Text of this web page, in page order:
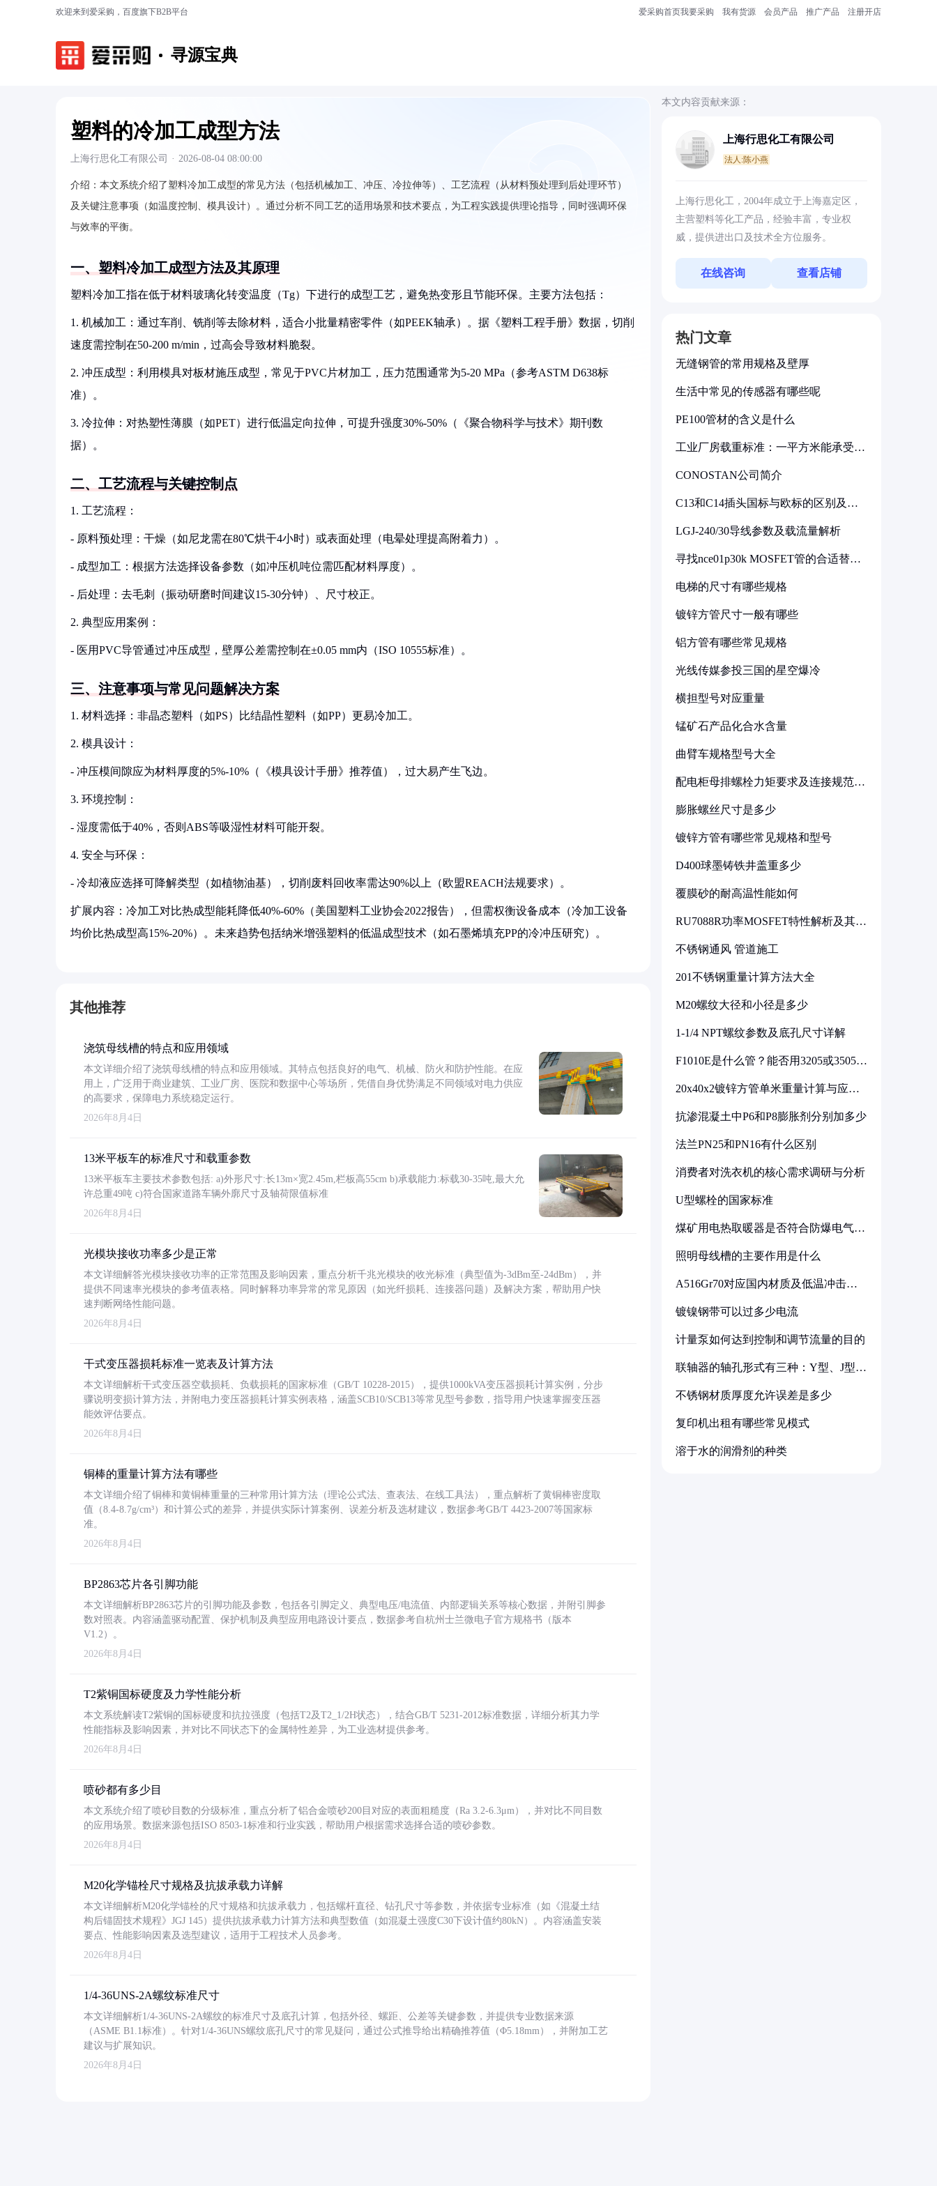
欢迎来到爱采购，百度旗下B2B平台 爱采购首页我要采购 我有货源 会员产品 推广产品 注册开店
寻源宝典
塑料的冷加工成型方法
上海行思化工有限公司 · 2026-08-04 08:00:00
介绍： 本文系统介绍了塑料冷加工成型的常见方法（包括机械加工、冲压、冷拉伸等）、工艺流程（从材料预处理到后处理环节）
及关键注意事项（如温度控制、模具设计）。通过分析不同工艺的适用场景和技术要点，为工程实践提供理论指导，同时强调环保
与效率的平衡。
一、塑料冷加工成型方法及其原理
塑料冷加工指在低于材料玻璃化转变温度（Tg）下进行的成型工艺，避免热变形且节能环保。主要方法包括：
1. 机械加工：通过车削、铣削等去除材料，适合小批量精密零件（如PEEK轴承）。据《塑料工程手册》数据，切削
速度需控制在50-200 m/min，过高会导致材料脆裂。
2. 冲压成型：利用模具对板材施压成型，常见于PVC片材加工，压力范围通常为5-20 MPa（参考ASTM D638标
准）。
3. 冷拉伸：对热塑性薄膜（如PET）进行低温定向拉伸，可提升强度30%-50%（《聚合物科学与技术》期刊数
据）。
二、工艺流程与关键控制点
1. 工艺流程：
- 原料预处理：干燥（如尼龙需在80℃烘干4小时）或表面处理（电晕处理提高附着力）。
- 成型加工：根据方法选择设备参数（如冲压机吨位需匹配材料厚度）。
- 后处理：去毛刺（振动研磨时间建议15-30分钟）、尺寸校正。
2. 典型应用案例：
- 医用PVC导管通过冲压成型，壁厚公差需控制在±0.05 mm内（ISO 10555标准）。
三、注意事项与常见问题解决方案
1. 材料选择：非晶态塑料（如PS）比结晶性塑料（如PP）更易冷加工。
2. 模具设计：
- 冲压模间隙应为材料厚度的5%-10%（《模具设计手册》推荐值），过大易产生飞边。
3. 环境控制：
- 湿度需低于40%，否则ABS等吸湿性材料可能开裂。
4. 安全与环保：
- 冷却液应选择可降解类型（如植物油基），切削废料回收率需达90%以上（欧盟REACH法规要求）。
扩展内容：冷加工对比热成型能耗降低40%-60%（美国塑料工业协会2022报告），但需权衡设备成本（冷加工设备
均价比热成型高15%-20%）。未来趋势包括纳米增强塑料的低温成型技术（如石墨烯填充PP的冷冲压研究）。
其他推荐
浇筑母线槽的特点和应用领域
本文详细介绍了浇筑母线槽的特点和应用领域。其特点包括良好的电气、机械、防火和防护性能。在应
用上，广泛用于商业建筑、工业厂房、医院和数据中心等场所，凭借自身优势满足不同领域对电力供应
的高要求，保障电力系统稳定运行。
2026年8月4日
13米平板车的标准尺寸和载重参数
13米平板车主要技术参数包括: a)外形尺寸:长13m×宽2.45m,栏板高55cm b)承载能力:标载30-35吨,最大允
许总重49吨 c)符合国家道路车辆外廓尺寸及轴荷限值标准
2026年8月4日
光模块接收功率多少是正常
本文详细解答光模块接收功率的正常范围及影响因素，重点分析千兆光模块的收光标准（典型值为-3dBm至-24dBm），并
提供不同速率光模块的参考值表格。同时解释功率异常的常见原因（如光纤损耗、连接器问题）及解决方案，帮助用户快
速判断网络性能问题。
2026年8月4日
干式变压器损耗标准一览表及计算方法
本文详细解析干式变压器空载损耗、负载损耗的国家标准（GB/T 10228-2015），提供1000kVA变压器损耗计算实例，分步
骤说明变损计算方法，并附电力变压器损耗计算实例表格，涵盖SCB10/SCB13等常见型号参数，指导用户快速掌握变压器
能效评估要点。
2026年8月4日
铜棒的重量计算方法有哪些
本文详细介绍了铜棒和黄铜棒重量的三种常用计算方法（理论公式法、查表法、在线工具法），重点解析了黄铜棒密度取
值（8.4-8.7g/cm³）和计算公式的差异，并提供实际计算案例、误差分析及选材建议，数据参考GB/T 4423-2007等国家标
准。
2026年8月4日
BP2863芯片各引脚功能
本文详细解析BP2863芯片的引脚功能及参数，包括各引脚定义、典型电压/电流值、内部逻辑关系等核心数据，并附引脚参
数对照表。内容涵盖驱动配置、保护机制及典型应用电路设计要点，数据参考自杭州士兰微电子官方规格书（版本
V1.2）。
2026年8月4日
T2紫铜国标硬度及力学性能分析
本文系统解读T2紫铜的国标硬度和抗拉强度（包括T2及T2_1/2H状态），结合GB/T 5231-2012标准数据，详细分析其力学
性能指标及影响因素，并对比不同状态下的金属特性差异，为工业选材提供参考。
2026年8月4日
喷砂都有多少目
本文系统介绍了喷砂目数的分级标准，重点分析了铝合金喷砂200目对应的表面粗糙度（Ra 3.2-6.3μm），并对比不同目数
的应用场景。数据来源包括ISO 8503-1标准和行业实践，帮助用户根据需求选择合适的喷砂参数。
2026年8月4日
M20化学锚栓尺寸规格及抗拔承载力详解
本文详细解析M20化学锚栓的尺寸规格和抗拔承载力，包括螺杆直径、钻孔尺寸等参数，并依据专业标准（如《混凝土结
构后锚固技术规程》JGJ 145）提供抗拔承载力计算方法和典型数值（如混凝土强度C30下设计值约80kN）。内容涵盖安装
要点、性能影响因素及选型建议，适用于工程技术人员参考。
2026年8月4日
1/4-36UNS-2A螺纹标准尺寸
本文详细解析1/4-36UNS-2A螺纹的标准尺寸及底孔计算，包括外径、螺距、公差等关键参数，并提供专业数据来源
（ASME B1.1标准）。针对1/4-36UNS螺纹底孔尺寸的常见疑问，通过公式推导给出精确推荐值（Φ5.18mm），并附加工艺
建议与扩展知识。
2026年8月4日
本文内容贡献来源：
上海行思化工有限公司
法人:陈小燕
上海行思化工，2004年成立于上海嘉定区，
主营塑料等化工产品，经验丰富，专业权
威，提供进出口及技术全方位服务。
在线咨询 查看店铺
热门文章
无缝钢管的常用规格及壁厚
生活中常见的传感器有哪些呢
PE100管材的含义是什么
工业厂房载重标准：一平方米能承受多
CONOSTAN公司简介
C13和C14插头国标与欧标的区别及其
LGJ-240/30导线参数及载流量解析
寻找nce01p30k MOSFET管的合适替代
电梯的尺寸有哪些规格
镀锌方管尺寸一般有哪些
铝方管有哪些常见规格
光线传媒参投三国的星空爆冷
横担型号对应重量
锰矿石产品化合水含量
曲臂车规格型号大全
配电柜母排螺栓力矩要求及连接规范详
膨胀螺丝尺寸是多少
镀锌方管有哪些常见规格和型号
D400球墨铸铁井盖重多少
覆膜砂的耐高温性能如何
RU7088R功率MOSFET特性解析及其在
不锈钢通风 管道施工
201不锈钢重量计算方法大全
M20螺纹大径和小径是多少
1-1/4 NPT螺纹参数及底孔尺寸详解
F1010E是什么管？能否用3205或3505代
20x40x2镀锌方管单米重量计算与应用
抗渗混凝土中P6和P8膨胀剂分别加多少
法兰PN25和PN16有什么区别
消费者对洗衣机的核心需求调研与分析
U型螺栓的国家标准
煤矿用电热取暖器是否符合防爆电气设
照明母线槽的主要作用是什么
A516Gr70对应国内材质及低温冲击要
镀镍钢带可以过多少电流
计量泵如何达到控制和调节流量的目的
联轴器的轴孔形式有三种：Y型、J型、
不锈钢材质厚度允许误差是多少
复印机出租有哪些常见模式
溶于水的润滑剂的种类